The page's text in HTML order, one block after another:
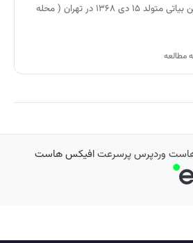
بیوگرافی نازنین بیاتی نازنین بیاتی متولد ۱۵ دی ۱۳۶۸ در تهران ( محله
وردپرس پرسرعتافیکس هاست